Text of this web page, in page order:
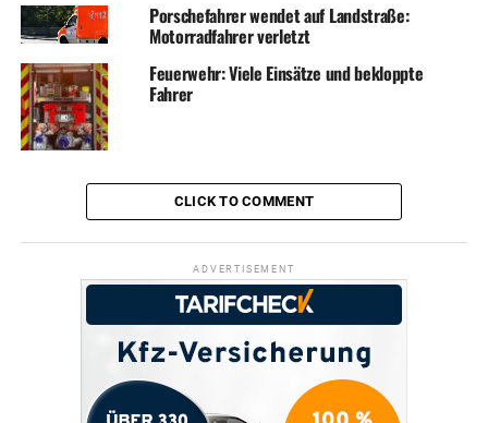
Porschefahrer wendet auf Landstraße:
Motorradfahrer verletzt
Feuerwehr: Viele Einsätze und bekloppte
Fahrer
CLICK TO COMMENT
ADVERTISEMENT